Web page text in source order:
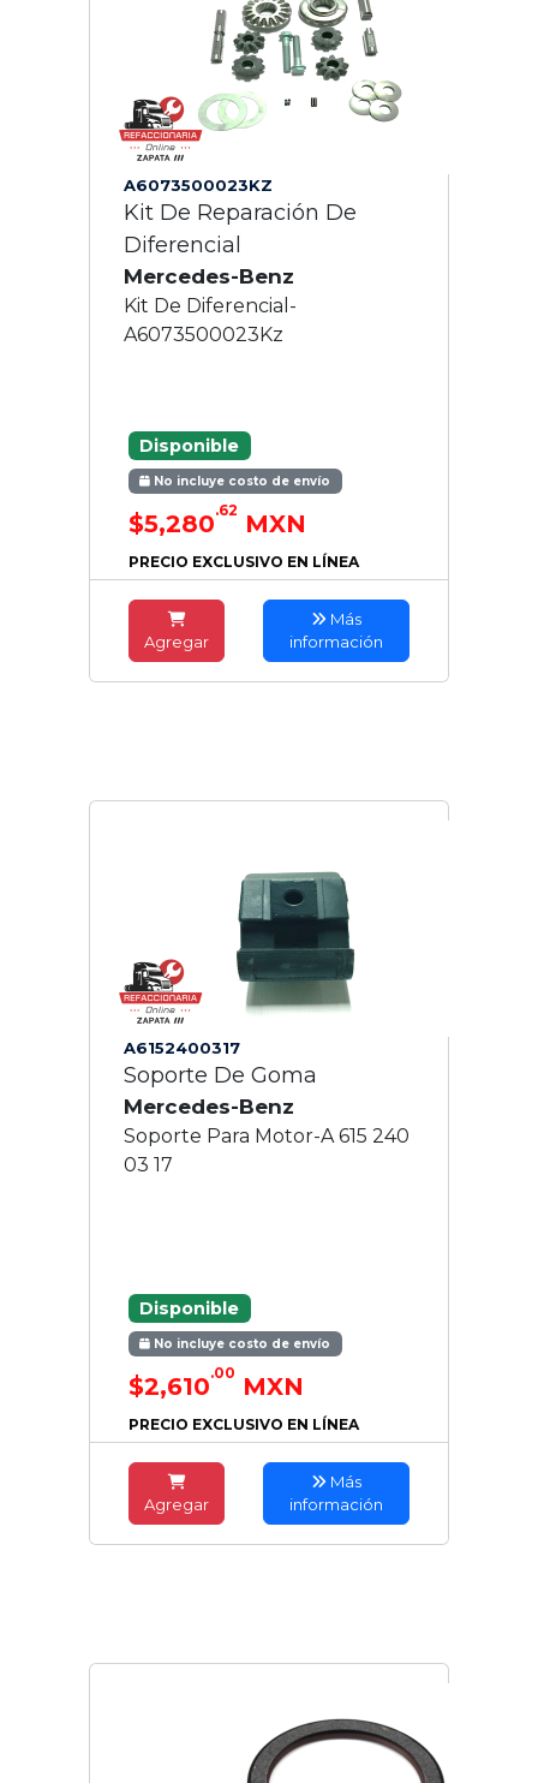
A6073500023KZ
Kit De Reparación De
Diferencial
Mercedes-Benz
Kit De Diferencial-
A6073500023Kz
Disponible
No incluye costo de envío
$5,280.62 MXN
PRECIO EXCLUSIVO EN LÍNEA
Agregar
Más
información
A6152400317
Soporte De Goma
Mercedes-Benz
Soporte Para Motor-A 615 240
03 17
Disponible
No incluye costo de envío
$2,610.00 MXN
PRECIO EXCLUSIVO EN LÍNEA
Agregar
Más
información